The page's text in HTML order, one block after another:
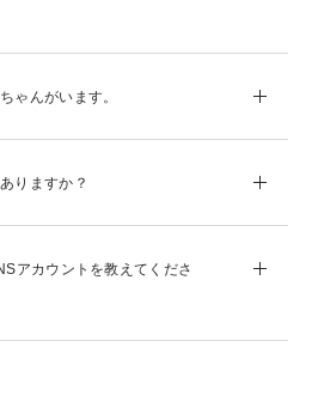
ゃんがいます。
りますか？
アカウントを教えてくださ